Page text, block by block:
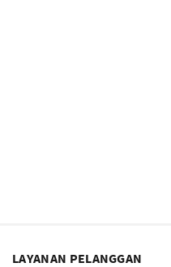
LAYANAN PELANGGAN